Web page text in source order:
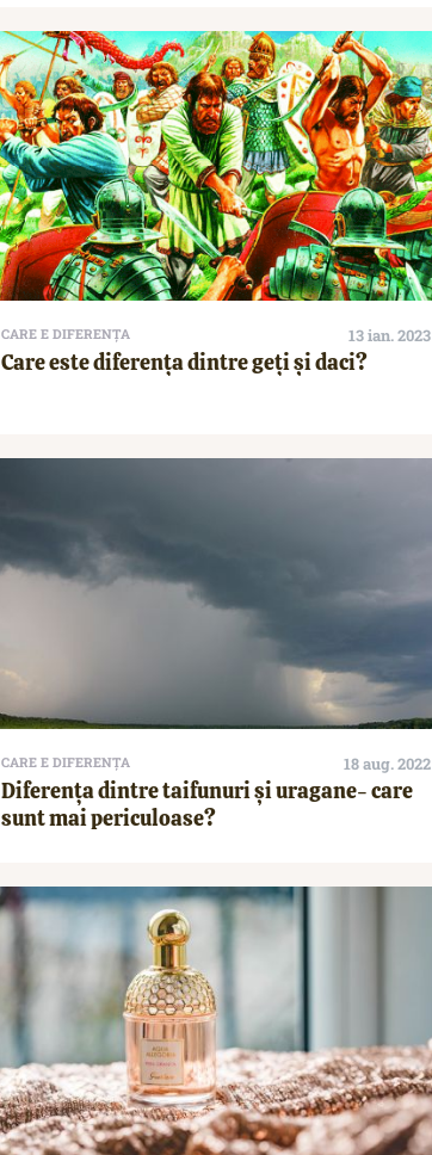
CARE E DIFERENȚA 13 ian. 2023
Care este diferența dintre geți și daci?
CARE E DIFERENȚA 18 aug. 2022
Diferența dintre taifunuri și uragane- care
sunt mai periculoase?